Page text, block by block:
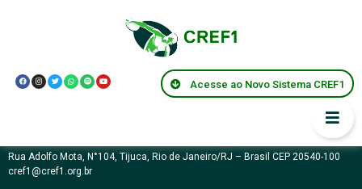
Acesse ao Novo Sistema CREF1
Centro de memórias
Rua Adolfo Mota, N°104, Tijuca, Rio de Janeiro/RJ – Brasil CEP 20540-100
cref1@cref1.org.br